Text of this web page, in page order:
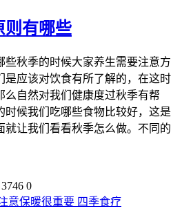
则有哪些
些秋季的时候大家养生需要注意方
是应该对饮食有所了解的，在这时
么自然对我们健康度过秋季有帮
时候我们吃哪些食物比较好，这是
就让我们看看秋季怎么做。不同的
3746 0
四季食疗